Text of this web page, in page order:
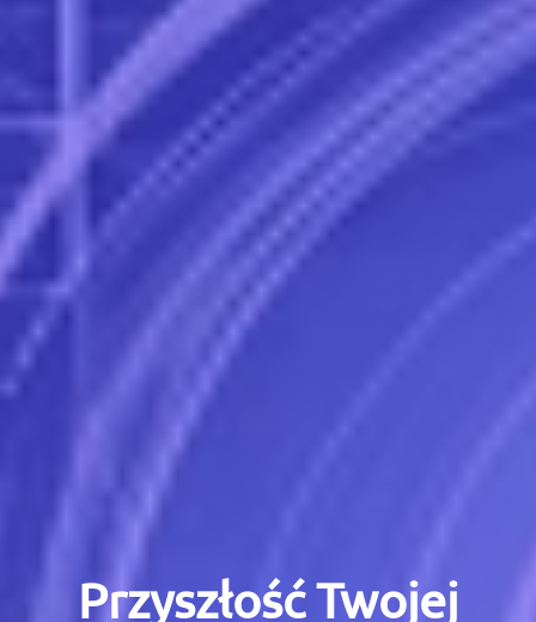
Przyszłość Twojej